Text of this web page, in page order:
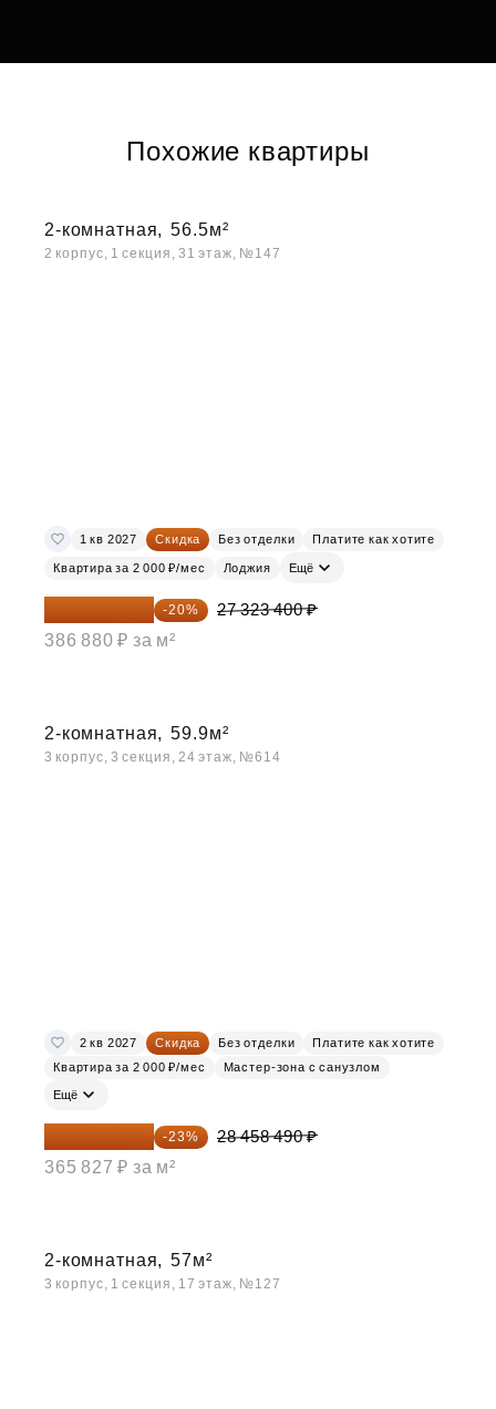
Похожие квартиры
2-комнатная, 56.5м²
2 корпус, 1 секция, 31 этаж, №147
1 кв 2027 Скидка Без отделки Платите как хотите
Квартира за 2 000 ₽/мес Лоджия Ещё
21 858 720 ₽ -20%
27 323 400 ₽
386 880 ₽ за м²
2-комнатная, 59.9м²
3 корпус, 3 секция, 24 этаж, №614
2 кв 2027 Скидка Без отделки
Платите как хотите
Квартира за 2 000 ₽/мес
Мастер-зона с санузлом
Ещё
21 913 037 ₽ -23%
28 458 490 ₽
365 827 ₽ за м²
2-комнатная, 57м²
3 корпус, 1 секция, 17 этаж, №127